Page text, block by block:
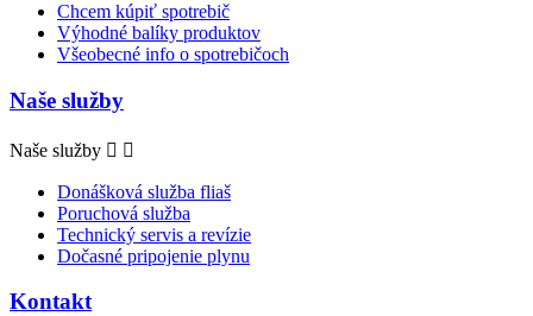
Chcem kúpiť spotrebič
Výhodné balíky produktov
Všeobecné info o spotrebičoch
Naše služby
Naše služby  
Donášková služba fliaš
Poruchová služba
Technický servis a revízie
Dočasné pripojenie plynu
Kontakt